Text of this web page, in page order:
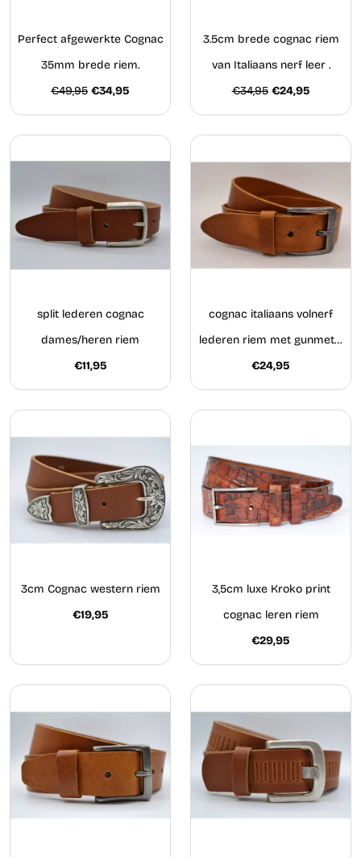
Perfect afgewerkte Cognac
35mm brede riem.
€49,95 €34,95
3.5cm brede cognac riem
van Italiaans nerf leer .
€34,95 €24,95
split lederen cognac
dames/heren riem
€11,95
cognac italiaans volnerf
lederen riem met gunmetal
gesp
€24,95
3cm Cognac western riem
€19,95
3,5cm luxe Kroko print
cognac leren riem
€29,95